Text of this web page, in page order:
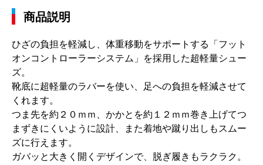
商品説明
ひざの負担を軽減し、体重移動をサポートする「フット
オンコントローラーシステム」を採用した超軽量シュー
ズ。
靴底に超軽量のラバーを使い、足への負担を軽減させて
くれます。
つま先を約２０ｍｍ、かかとを約１２ｍｍ巻き上げてつ
まずきにくいように設計、また着地や蹴り出しもスムー
ズに行えます。
ガバッと大きく開くデザインで、脱ぎ履きもラクラク。